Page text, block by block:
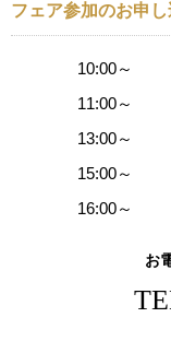
フェア参加のお申
10:00～
11:00～
13:00～
15:00～
16:00～
お